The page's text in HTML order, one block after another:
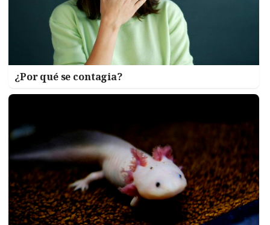
¿Por qué se contagia?